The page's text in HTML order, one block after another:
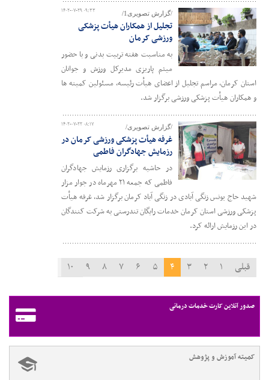
۱۴۰۲-۰۷-۲۹ ۰۹:۳۳ /گزارش تصویری1/
تجلیل از همکاران هیأت پزشکی
ورزشی کرمان
به مناسبت هفته تربیت بدنی و با حضور
میثم پاریزی مدیرکل ورزش و جوانان
استان کرمان، مراسم تجلیل از اعضای هیأت رئیسه، مسئولین کمیته ها
و همکاران هیأت پزشکی ورزشی برگزار شد.
۱۴۰۲-۰۷-۲۲ ۰۸:۱۷ /گزارش تصویری/
غرفه هیأت پزشکی ورزشی کرمان در
رزمایش جهادگران فاطمی
در حاشیه برگزاری رزمایش جهادگران
فاطمی که جمعه ۲۱ مهرماه در جوار مزار
شهید حاج یونس زنگی آبادی در زنگی آباد کرمان برگزار شد، غرفه هیأت
پزشکی ورزشی استان کرمان خدمات رایگان تندرستی به شرکت کنندگان
در این رزمایش ارائه کرد.
قبلی ۱ ۲ ۳ ۴ ۵ ۶ ۷ ۸ ۹
۱۰
صدور آنلاین کارت خدمات درمانی
کمیته آموزش و پژوهش